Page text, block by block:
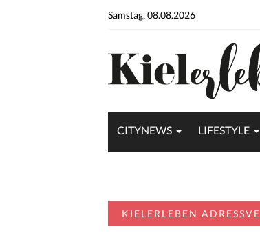
Samstag, 08.08.2026
CITYNEWS LIFESTYLE
KIELERLEBEN